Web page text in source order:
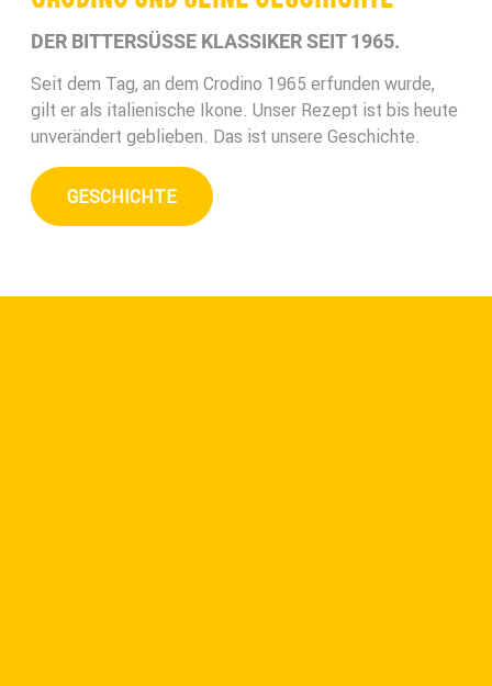
DER BITTERSÜSSE KLASSIKER SEIT 1965.
Seit dem Tag, an dem Crodino 1965 erfunden wurde,
gilt er als italienische Ikone. Unser Rezept ist bis heute
unverändert geblieben. Das ist unsere Geschichte.
GESCHICHTE